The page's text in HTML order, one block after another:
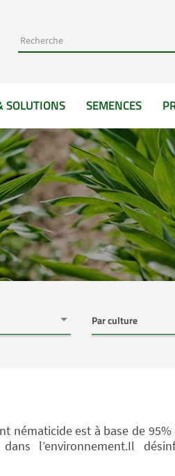
SOLUTIONS SEMENCES
nématicide est à base de
l’environnement.Il